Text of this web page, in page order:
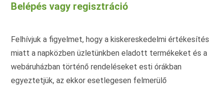
a
termékoldalon
Belépés vagy regisztráció
Felhívjuk a figyelmet, hogy a kiskereskedelmi értékesítés
miatt a napközben üzletünkben eladott termékeket és a
webáruházban történő rendeléseket esti órákban
egyeztetjük, az ekkor esetlegesen felmerülő